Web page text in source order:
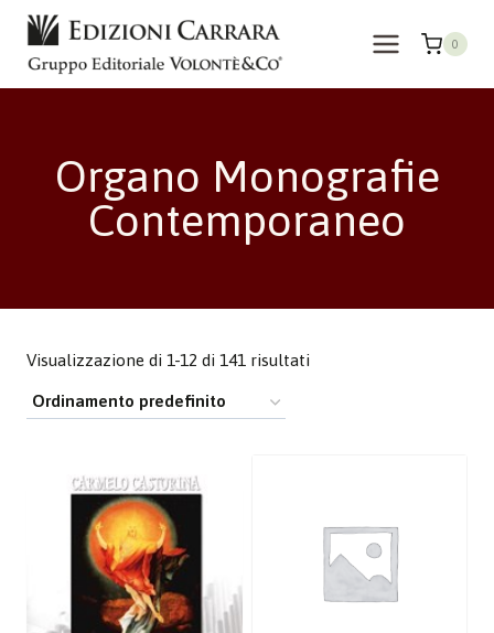
Salta
contenuto
0
Organo Monografie
Contemporaneo
Visualizzazione di 1-12 di 141 risultati